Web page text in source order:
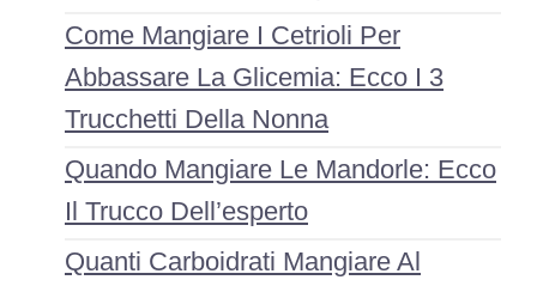
Come Mangiare I Cetrioli Per
Abbassare La Glicemia: Ecco I 3
Trucchetti Della Nonna
Quando Mangiare Le Mandorle: Ecco
Il Trucco Dell’esperto
Quanti Carboidrati Mangiare Al